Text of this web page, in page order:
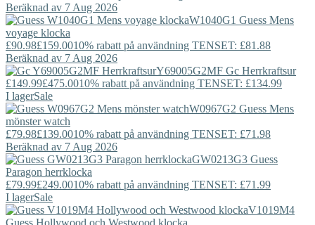
Beräknad av 7 Aug 2026
W1040G1 Guess Mens
voyage klocka
£90.98£159.0010% rabatt på användning TENSET: £81.88
Beräknad av 7 Aug 2026
Y69005G2MF Gc Herrkraftsur
£149.99£475.0010% rabatt på användning TENSET: £134.99
I lagerSale
W0967G2 Guess Mens
mönster watch
£79.98£139.0010% rabatt på användning TENSET: £71.98
Beräknad av 7 Aug 2026
GW0213G3 Guess
Paragon herrklocka
£79.99£249.0010% rabatt på användning TENSET: £71.99
I lagerSale
V1019M4
Guess Hollywood och Westwood klocka